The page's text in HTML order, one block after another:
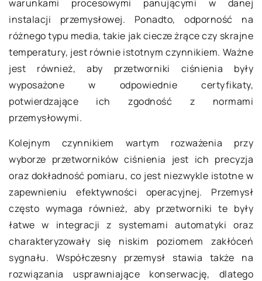
warunkami procesowymi panującymi w danej
instalacji przemysłowej. Ponadto, odporność na
różnego typu media, takie jak ciecze żrące czy skrajne
temperatury, jest równie istotnym czynnikiem. Ważne
jest również, aby przetworniki ciśnienia były
wyposażone w odpowiednie certyfikaty,
potwierdzające ich zgodność z normami
przemysłowymi.
Kolejnym czynnikiem wartym rozważenia przy
wyborze przetworników ciśnienia jest ich precyzja
oraz dokładność pomiaru, co jest niezwykle istotne w
zapewnieniu efektywności operacyjnej. Przemysł
często wymaga również, aby przetworniki te były
łatwe w integracji z systemami automatyki oraz
charakteryzowały się niskim poziomem zakłóceń
sygnału. Współczesny przemysł stawia także na
rozwiązania usprawniające konserwację, dlatego